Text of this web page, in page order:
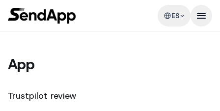
ES
App
Trustpilot review